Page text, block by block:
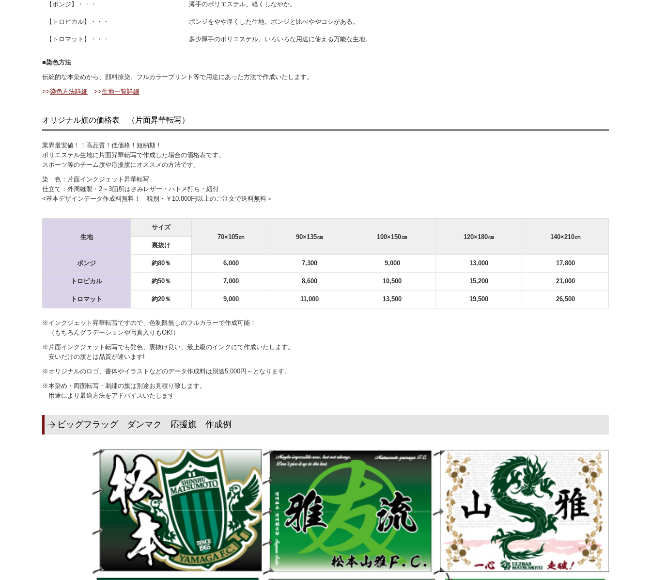
【ポンジ】・・・ 薄手のポリエステル。軽くしなやか。
【トロピカル】・・・ ポンジをやや厚くした生地。ポンジと比べややコシがある。
【トロマット】・・・ 多少厚手のポリエステル。いろいろな用途に使える万能な生地。
■染色方法
伝統的な本染めから、顔料捺染、フルカラープリント等で用途にあった方法で作成いたします。
>>染色方法詳細 >>生地一覧詳細
オリジナル旗の価格表 （片面昇華転写）
業界最安値！！高品質！低価格！短納期！
ポリエステル生地に片面昇華転写で作成した場合の価格表です。
スポーツ等のチーム旗や応援旗にオススメの方法です。
染 色：片面インクジェット昇華転写
仕立て：外周縫製・2～3箇所はさみレザー・ハトメ打ち・紐付
<基本デザインデータ作成料無料！ 税別・￥10.800円以上のご注文で送料無料＞
生地
サイズ
70×105㎝
90×135㎝ 100×150㎝ 120×180㎝ 140×210㎝
裏抜け
ポンジ 約80％ 6,000 7,300 9,000 13,000 17,800
トロピカル 約50％ 7,000 8,600 10,500 15,200 21,000
トロマット 約20％ 9,000 11,000 13,500 19,500 26,500
※インクジェット昇華転写ですので、色制限無しのフルカラーで作成可能！
（もちろんグラデーションや写真入りもOK!）
※片面インクジェット転写でも発色、裏抜け良い、最上級のインクにて作成いたします。
安いだけの旗とは品質が違います!
※オリジナルのロゴ、書体やイラストなどのデータ作成料は別途5,000円～となります。
※本染め・両面転写・刺繍の旗は別途お見積り致します。
用途により最適方法をアドバイスいたします
ビッグフラッグ ダンマク 応援旗 作成例